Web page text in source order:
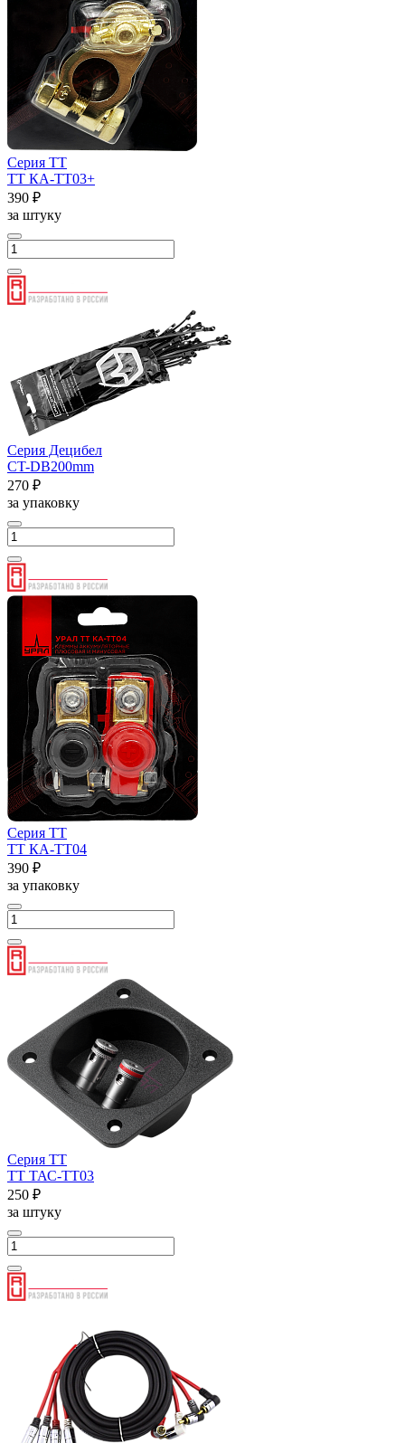
Серия ТТ
ТТ КА-ТТ03+
390 ₽
за штуку
Серия Децибел
CT-DB200mm
270 ₽
за упаковку
Серия ТТ
ТТ КА-ТТ04
390 ₽
за упаковку
Серия ТТ
ТТ ТАС-ТТ03
250 ₽
за штуку